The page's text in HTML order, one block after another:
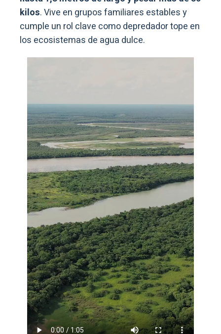
kilos. Vive en grupos familiares estables y
cumple un rol clave como depredador tope en
los ecosistemas de agua dulce.